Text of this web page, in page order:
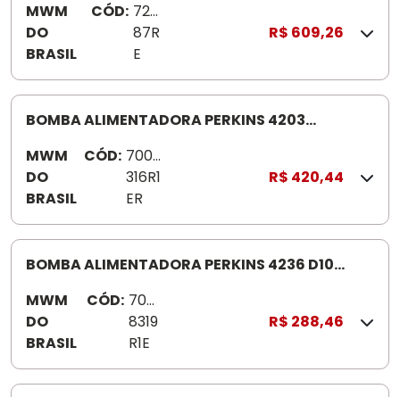
MWM
DO
BRASIL
CÓD: 720
87R
E
R$ 609,26
BOMBA ALIMENTADORA PERKINS 4203
MWM
DO
BRASIL
CÓD: 7008
316R1
ER
R$ 420,44
BOMBA ALIMENTADORA PERKINS 4236 D10
4236 D10 NKBC4100 72088R
MWM
DO
BRASIL
CÓD: 700
8319
R1E
R$ 288,46